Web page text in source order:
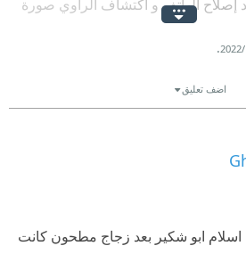
حقيقي بيبهرني:)
إصلاح الهاتف و اكتشاف الراوي صورة
.
اضف تعليق
اسلام ابو شكير بعد زجاج مطحون كانت